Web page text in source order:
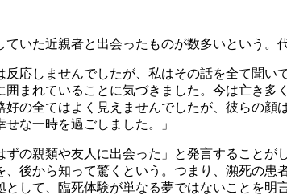
た近親者と出会ったものが数多いという。
応しませんでしたが、私はその話を全て聞い
まれていることに気づきました。今は亡き多
の全てはよく見えませんでしたが、彼らの顔
な一時を過ごしました。」
の親類や友人に出会った」と発言することが
後から知って驚くという。つまり、瀕死の患
して、臨死体験が単なる夢ではないことを明